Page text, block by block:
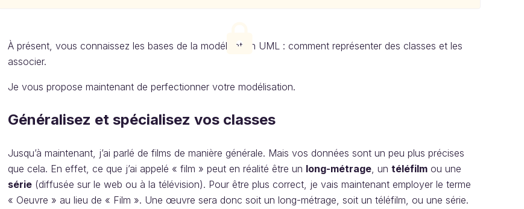
À présent, vous connaissez les bases de la modélisation UML : comment représenter des classes et les
associer.
Je vous propose maintenant de perfectionner votre modélisation.
Généralisez et spécialisez vos classes
Jusqu’à maintenant, j’ai parlé de films de manière générale. Mais vos données sont un peu plus précises
que cela. En effet, ce que j’ai appelé « film » peut en réalité être un long-métrage, un téléfilm ou une
série (diffusée sur le web ou à la télévision). Pour être plus correct, je vais maintenant employer le terme
« Oeuvre » au lieu de « Film ». Une œuvre sera donc soit un long-métrage, soit un téléfilm, ou une série.